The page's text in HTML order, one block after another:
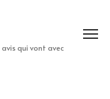
qui vont avec